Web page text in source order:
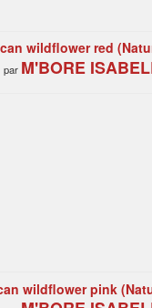
wildflower red
par M'BORE
wildflower pink